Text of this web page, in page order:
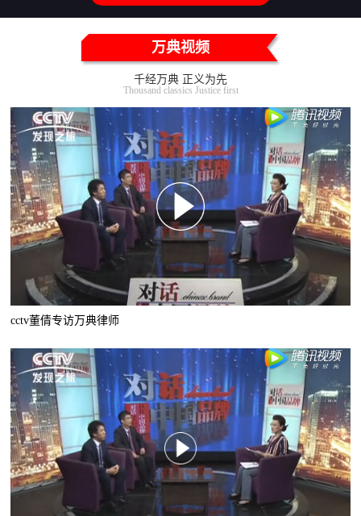
万典视频
千经万典 正义为先
Thousand classics Justice first
cctv董倩专访万典律师